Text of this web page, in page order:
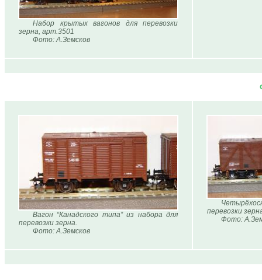
Набор крытых вагонов для перевозки
зерна, арт.3501
Фото: А.Земсков
Вагон “Канадского типа” из набора для
перевозки зерна.
Фото: А.Земсков
перевозки
Фото: